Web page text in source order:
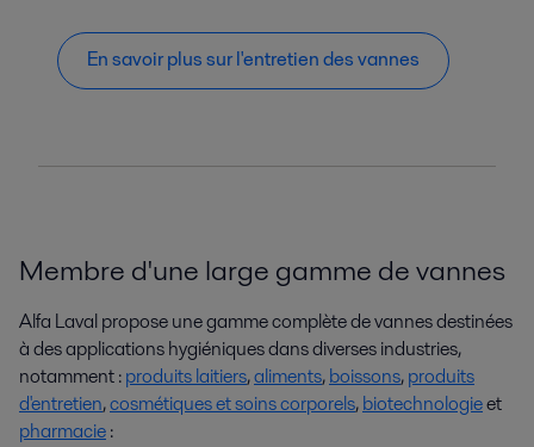
En savoir plus sur l'entretien des vannes
Membre d'une large gamme de vannes
Alfa Laval propose une gamme complète de vannes destinées
à des applications hygiéniques dans diverses industries,
notamment :produits laitiers,aliments,boissons,produits
d'entretien,cosmétiques et soins corporels,biotechnologieet
pharmacie: